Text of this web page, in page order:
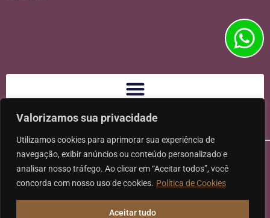
Valorizamos sua privacidade
Utilizamos cookies para aprimorar sua experiência de
navegação, exibir anúncios ou conteúdo personalizado e
analisar nosso tráfego. Ao clicar em “Aceitar todos”, você
concorda com nosso uso de cookies. Política de Cookies
Aceitar tudo
Ⓒ 2026 - Todos os direitos reservados à Karpat Sociedade de
Advogados | CNPJ: 11.317.840/0001-07